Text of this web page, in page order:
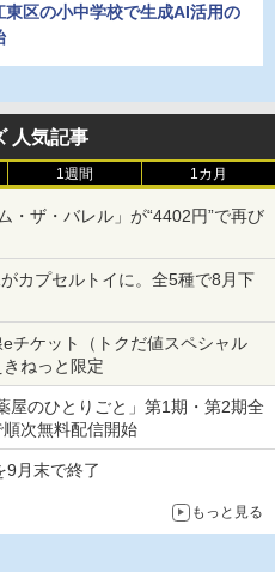
東区の小中学校で生成AI活用の
人気記事
1週間 1カ月
・ザ・バレル」が“4402円”で再び
カプセルトイに。全5種で8月下
チケット（トクだ値スペシャル
ねっと限定
のひとりごと」第1期・第2期全
次無料配信開始
9月末で終了
もっと見る